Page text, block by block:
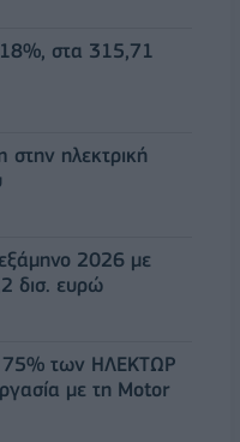
στα 315,71
στην ηλεκτρική
2026 με
δισ. ευρώ
75% των ΗΛΕΚΤΩΡ
με τη Motor